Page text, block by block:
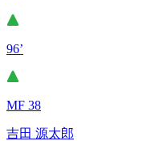
96’
MF 38
吉田 源太郎